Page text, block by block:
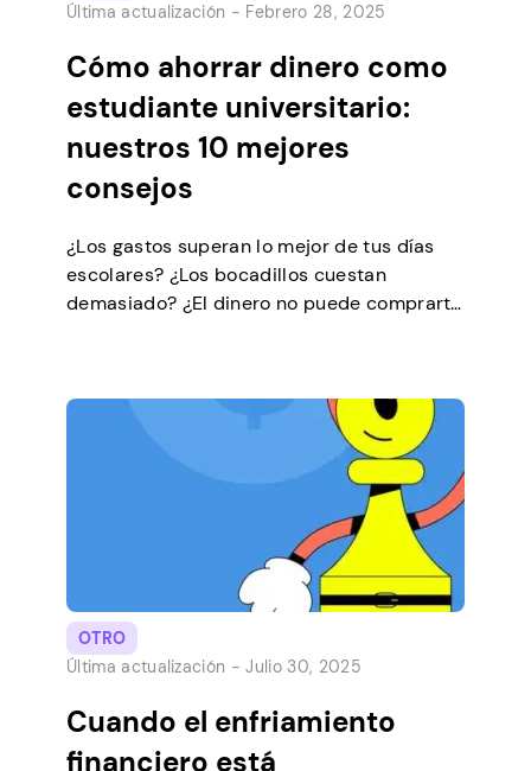
Última actualización - Febrero 28, 2025
Cómo ahorrar dinero como
estudiante universitario:
nuestros 10 mejores
consejos
¿Los gastos superan lo mejor de tus días
escolares? ¿Los bocadillos cuestan
demasiado? ¿El dinero no puede comprarte
billetera, desde los libros de texto y los
bolígrafos hasta las tasas académicas? Si
OTRO
Última actualización -Julio 30, 2025
Cuando el enfriamiento
financiero está